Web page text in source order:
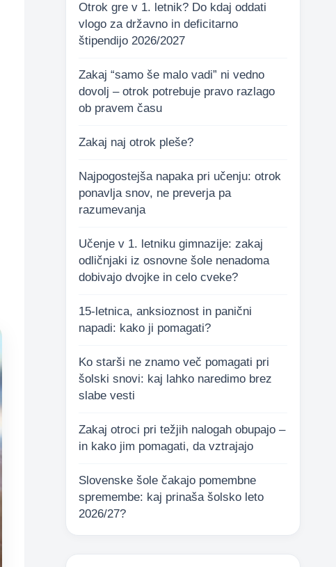
Otrok gre v 1. letnik? Do kdaj oddati
vlogo za državno in deficitarno
štipendijo 2026/2027
Zakaj “samo še malo vadi” ni vedno
dovolj – otrok potrebuje pravo razlago
ob pravem času
Zakaj naj otrok pleše?
Najpogostejša napaka pri učenju: otrok
ponavlja snov, ne preverja pa
razumevanja
Učenje v 1. letniku gimnazije: zakaj
odličnjaki iz osnovne šole nenadoma
dobivajo dvojke in celo cveke?
15-letnica, anksioznost in panični
napadi: kako ji pomagati?
Ko starši ne znamo več pomagati pri
šolski snovi: kaj lahko naredimo brez
slabe vesti
Zakaj otroci pri težjih nalogah obupajo –
in kako jim pomagati, da vztrajajo
Slovenske šole čakajo pomembne
spremembe: kaj prinaša šolsko leto
2026/27?